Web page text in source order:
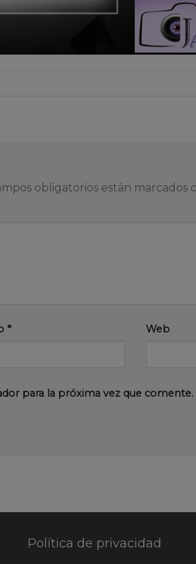
obligatorios están marcados
* Web
para la próxima vez que comente.
Política de privacidad